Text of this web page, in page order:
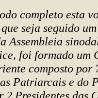
completo esta
seja seguido
Assembleia
foi formado um
composto por
Patriarcais e do
2 Presidentes das